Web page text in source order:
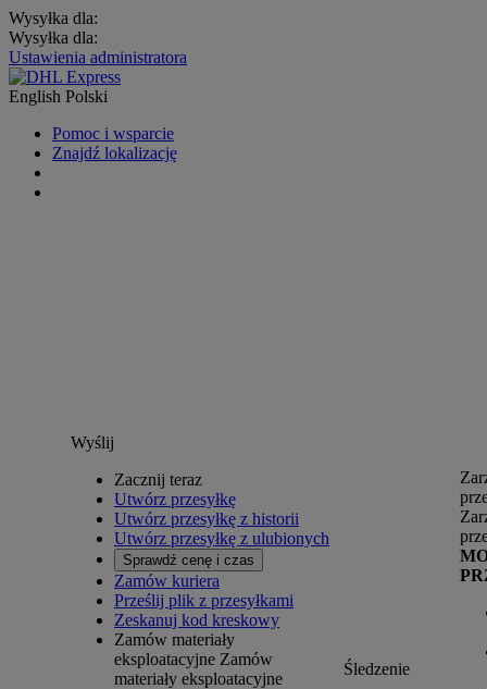
Wysyłka dla:
Wysyłka dla:
Ustawienia administratora
English Polski
Pomoc i wsparcie
Znajdź lokalizację
Wyślij
Zacznij teraz
Utwórz przesyłkę
Utwórz przesyłkę z historii
Utwórz przesyłkę z ulubionych
Sprawdź cenę i czas
Zamów kuriera
Prześlij plik z przesyłkami
Zeskanuj kod kreskowy
Zamów materiały
eksploatacyjne Zamów
materiały eksploatacyjne
Śledzenie